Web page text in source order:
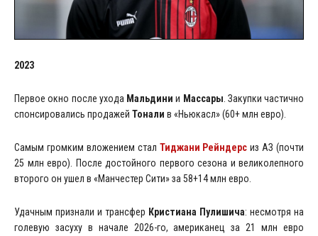
2023
Первое окно после ухода Мальдини и Массары . Закупки частично
спонсировались продажей Тонали в «Ньюкасл» (60+ млн евро).
Самым громким вложением стал Тиджани Рейндерс из АЗ (почти
25 млн евро). После достойного первого сезона и великолепного
второго он ушел в «Манчестер Сити» за 58+14 млн евро.
Удачным признали и трансфер Кристиана Пулишича: несмотря на
голевую засуху в начале 2026-го, американец за 21 млн евро